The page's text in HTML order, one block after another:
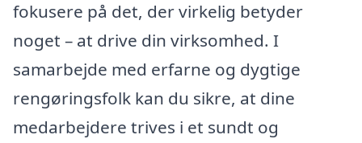
fokusere på det, der virkelig betyder
noget – at drive din virksomhed. I
samarbejde med erfarne og dygtige
rengøringsfolk kan du sikre, at dine
medarbejdere trives i et sundt og